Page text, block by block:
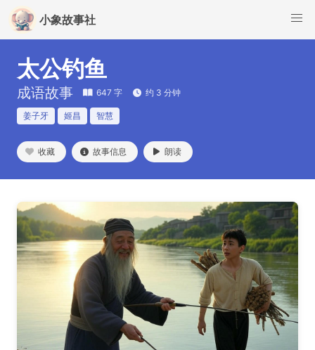
小象故事社
太公钓鱼
成语故事 647 字 约 3 分钟
姜子牙 姬昌 智慧
收藏 故事信息 朗读